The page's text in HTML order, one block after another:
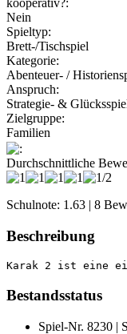
Nein
Spieltyp:
Brett-/Tischspiel
Kategorie:
Abenteuer- /
Anspruch:
Strategie- &
Zielgruppe:
Familien
:
Durchschnittliche
Schulnote: 1.63 | 8
Beschreibung
Karak 2 ist eine
Bestandsstatus
Spiel-Nr. 8230 |